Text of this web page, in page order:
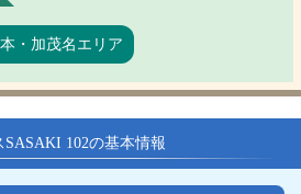
・加茂名エリア
SASAKI 102の基本情報